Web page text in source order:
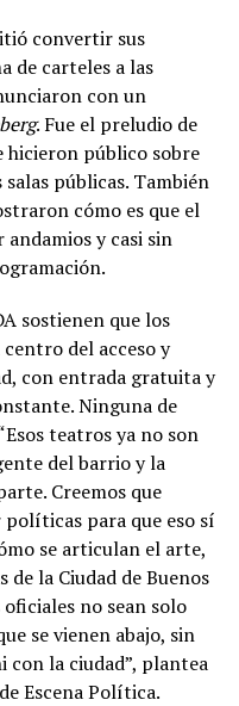
convertir sus
de carteles a las
con un
. Fue el preludio de
público sobre
públicas. También
cómo es que el
y casi sin
sostienen que los
del acceso y
con entrada gratuita y
Ninguna de
teatros ya no son
del barrio y la
Creemos que
para que eso sí
se articulan el arte,
de la Ciudad de Buenos
no sean solo
se vienen abajo, sin
la ciudad”, plantea
Escena Política.